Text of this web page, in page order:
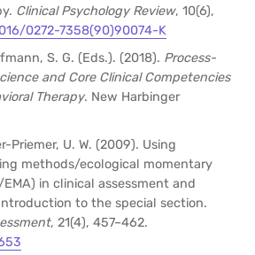
Clinical Psychology Review, 10(6),
0272-7358(90)90074-K
S. G. (Eds.). (2018). Process-
and Core Clinical Competencies
Therapy. New Harbinger
Priemer, U. W. (2009). Using
methods/ecological momentary
in clinical assessment and
to the special section.
, 21(4), 457–462.